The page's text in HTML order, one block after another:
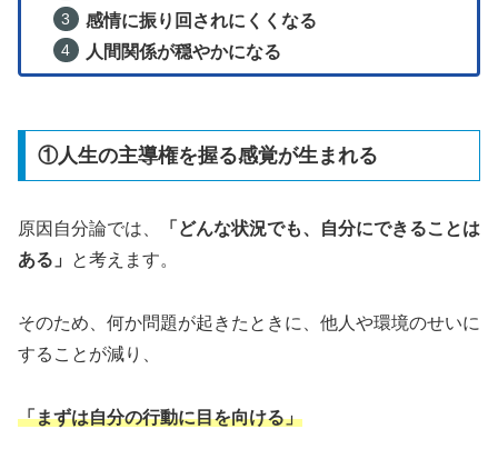
感情に振り回されにくくなる
人間関係が穏やかになる
①人生の主導権を握る感覚が生まれる
原因自分論では、
「どんな状況でも、自分にできることは
ある」
と考えます。
そのため、何か問題が起きたときに、他人や環境のせいに
することが減り、
「まずは自分の行動に目を向ける」